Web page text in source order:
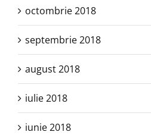
octombrie 2018
septembrie 2018
august 2018
iulie 2018
iunie 2018